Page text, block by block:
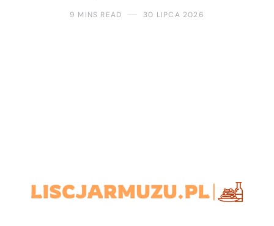
9 MINS READ 30 LIPCA 2026